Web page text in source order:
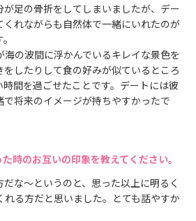
足の骨折をしてしまいましたが、デー
くれながらも自然体で一緒にいれたのが
の波間に浮かんでいるキレイな景色を
したりして食の好みが似ているところ
間を過ごせたことです。デートには彼
で将来のイメージが持ちやすかったで
時のお互いの印象を教えてください。
な～というのと、思った以上に明るく
れる方だと思いました。とても話やすか